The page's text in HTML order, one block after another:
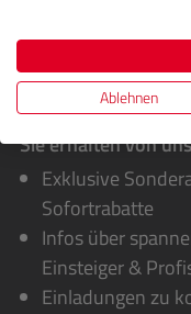
Sie erhalten von
Exklusive
Sofortrabatte
Infos über
Einsteiger &
Einladungen zu
Ablehnen